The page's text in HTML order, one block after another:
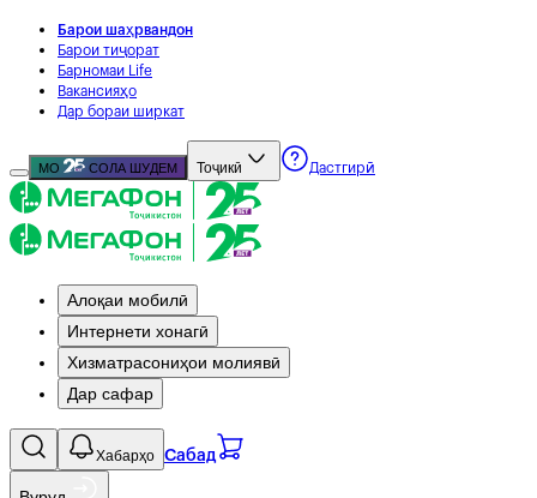
Барои шаҳрвандон
Барои тиҷорат
Барномаи Life
Вакансияҳо
Дар бораи ширкат
МО СОЛА ШУДЕМ Тоҷикӣ Дастгирӣ
Алоқаи мобилӣ
Интернети хонагӣ
Хизматрасониҳои молиявӣ
Дар сафар
Хабарҳо Сабад